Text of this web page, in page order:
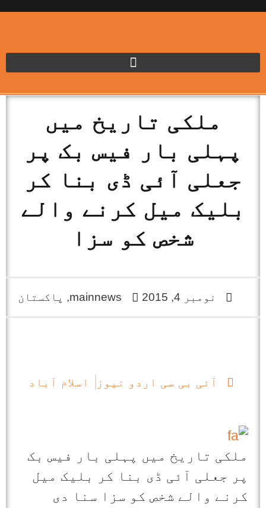
ملکی تاریخ میں
پہلی بار فیس بک پر
جعلی آئی ڈی بنا کر
بلیک میل کرنے والے
شخص کو سزا
نومبر 4, 2015 mainnews
, پاکستان
آئی بی سی اردو نیوز اسلام آباد
ملکی تاریخ میں پہلی بار فیس بک
پر جعلی آئی ڈی بنا کر بلیک میل
کرنے والے شخص کو سزا سنا دی